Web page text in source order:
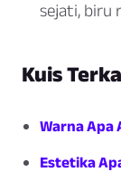
sejati, biru
Kuis
Warna Apa
Estetika